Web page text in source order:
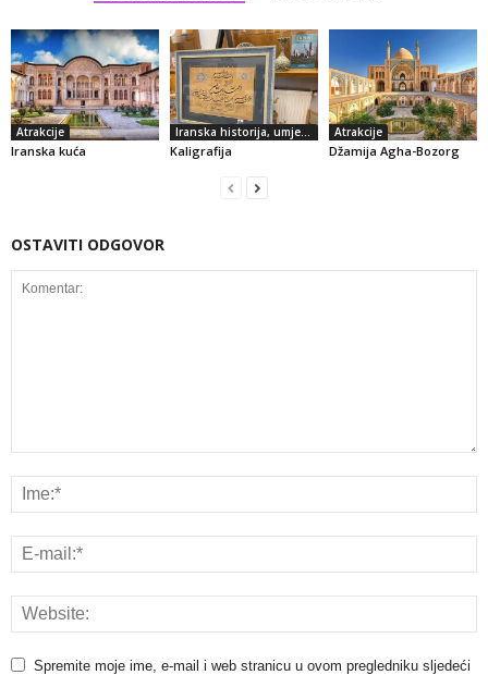
Atrakcije
Iranska kuća
Iranska historija, umjetnost i kultura
Kaligrafija
Atrakcije
Džamija Agha-Bozorg
OSTAVITI ODGOVOR
Spremite moje ime, e-mail i web stranicu u ovom pregledniku sljedeći